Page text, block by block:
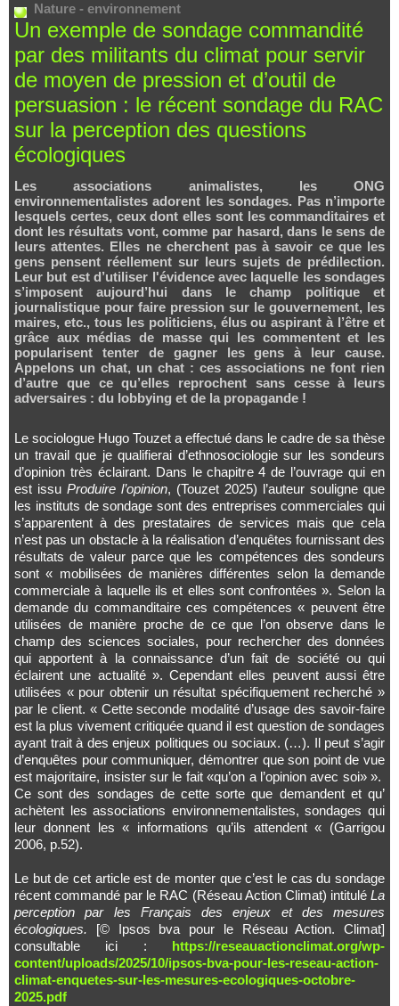
Nature - environnement
Un exemple de sondage commandité
par des militants du climat pour servir
de moyen de pression et d’outil de
persuasion : le récent sondage du RAC
sur la perception des questions
écologiques
Les associations animalistes, les ONG
environnementalistes adorent les sondages. Pas n’importe
lesquels certes, ceux dont elles sont les commanditaires et
dont les résultats vont, comme par hasard, dans le sens de
leurs attentes. Elles ne cherchent pas à savoir ce que les
gens pensent réellement sur leurs sujets de prédilection.
Leur but est d’utiliser l'évidence avec laquelle les sondages
s’imposent aujourd’hui dans le champ politique et
journalistique pour faire pression sur le gouvernement, les
maires, etc., tous les politiciens, élus ou aspirant à l’être et
grâce aux médias de masse qui les commentent et les
popularisent tenter de gagner les gens à leur cause.
Appelons un chat, un chat : ces associations ne font rien
d’autre que ce qu’elles reprochent sans cesse à leurs
adversaires : du lobbying et de la propagande !
Le sociologue Hugo Touzet a effectué dans le cadre de sa thèse
un travail que je qualifierai d’ethnosociologie sur les sondeurs
d’opinion très éclairant. Dans le chapitre 4 de l’ouvrage qui en
est issu Produire l’opinion, (Touzet 2025) l’auteur souligne que
les instituts de sondage sont des entreprises commerciales qui
s’apparentent à des prestataires de services mais que cela
n’est pas un obstacle à la réalisation d’enquêtes fournissant des
résultats de valeur parce que les compétences des sondeurs
sont « mobilisées de manières différentes selon la demande
commerciale à laquelle ils et elles sont confrontées ». Selon la
demande du commanditaire ces compétences « peuvent être
utilisées de manière proche de ce que l’on observe dans le
champ des sciences sociales, pour rechercher des données
qui apportent à la connaissance d’un fait de société ou qui
éclairent une actualité ». Cependant elles peuvent aussi être
utilisées « pour obtenir un résultat spécifiquement recherché »
par le client. « Cette seconde modalité d’usage des savoir-faire
est la plus vivement critiquée quand il est question de sondages
ayant trait à des enjeux politiques ou sociaux. (…). Il peut s’agir
d’enquêtes pour communiquer, démontrer que son point de vue
est majoritaire, insister sur le fait «qu’on a l’opinion avec soi» ».
Ce sont des sondages de cette sorte que demandent et qu’
achètent les associations environnementalistes, sondages qui
leur donnent les « informations qu’ils attendent « (Garrigou
2006, p.52).
Le but de cet article est de monter que c’est le cas du sondage
récent commandé par le RAC (Réseau Action Climat) intitulé La
perception par les Français des enjeux et des mesures
écologiques. [© Ipsos bva pour le Réseau Action. Climat]
consultable ici : https://reseauactionclimat.org/wp-
content/uploads/2025/10/ipsos-bva-pour-les-reseau-action-
climat-enquetes-sur-les-mesures-ecologiques-octobre-
2025.pdf